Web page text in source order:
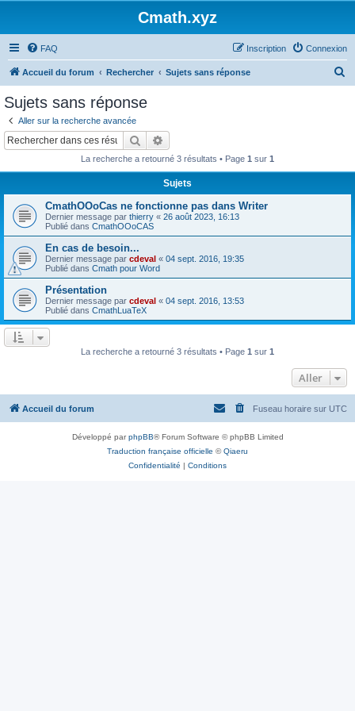
Cmath.xyz
FAQ Connexion
Inscription
Accueil du forum Rechercher Sujets sans réponse
Sujets sans réponse
Aller sur la recherche avancée
Rechercher
La recherche a retourné 3 résultats • Page 1 sur 1
Sujets
CmathOOoCas ne fonctionne pas dans Writer
Dernier message par thierry « 26 août 2023, 16:13
Publié dans CmathOOoCAS
En cas de besoin...
Dernier message par cdeval « 04 sept. 2016, 19:35
Publié dans Cmath pour Word
Présentation
Dernier message par cdeval « 04 sept. 2016, 13:53
Publié dans CmathLuaTeX
La recherche a retourné 3 résultats • Page 1 sur 1
Aller
Accueil du forum Fuseau horaire sur UTC
Développé parphpBB® Forum Software © phpBB Limited
Traduction française officielle ©Qiaeru
Confidentialité | Conditions